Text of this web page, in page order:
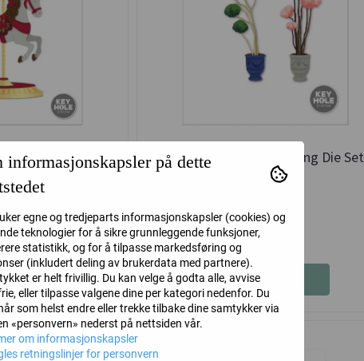
Ride Layering
Pom Pom Trees Layering Die Set
559,-
Kjøp
informasjonskapsler på dette
egne og tredjeparts informasjonskapsler (cookies) og
teknologier for å sikre grunnleggende funksjoner,
statistikk, og for å tilpasse markedsføring og
(inkludert deling av brukerdata med partnere).
er helt frivillig. Du kan velge å godta alle, avvise
eller tilpasse valgene dine per kategori nedenfor. Du
som helst endre eller trekke tilbake dine samtykker via
«personvern» nederst på nettsiden vår.
om informasjonskapsler
retningslinjer for personvern